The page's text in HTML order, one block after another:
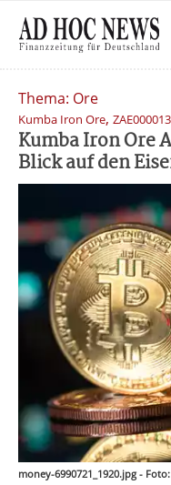
Thema: Ore
Kumba Iron Ore,
Kumba Iron Ore
Blick auf den
money-6990721_1920.jpg -